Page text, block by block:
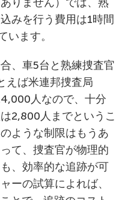
みを行う費用は1時間
います。
、車5台と熟練捜査官
えば米連邦捜査局
人なので、十分
2,800人までというこ
ような制限はもうあ
て、捜査官が物理的
、効率的な追跡が可
ーの試算によれば、